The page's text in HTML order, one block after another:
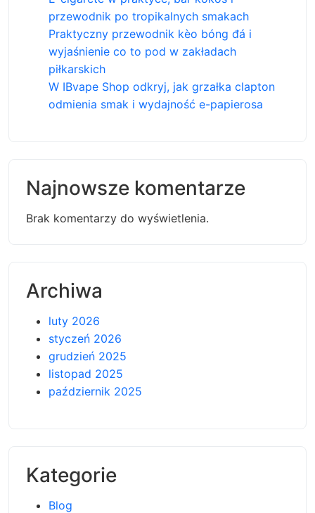
przewodnik po tropikalnych smakach
Praktyczny przewodnik kèo bóng đá i
wyjaśnienie co to pod w zakładach
piłkarskich
W IBvape Shop odkryj, jak grzałka clapton
odmienia smak i wydajność e-papierosa
Najnowsze komentarze
Brak komentarzy do wyświetlenia.
Archiwa
luty 2026
styczeń 2026
grudzień 2025
listopad 2025
październik 2025
Kategorie
Blog